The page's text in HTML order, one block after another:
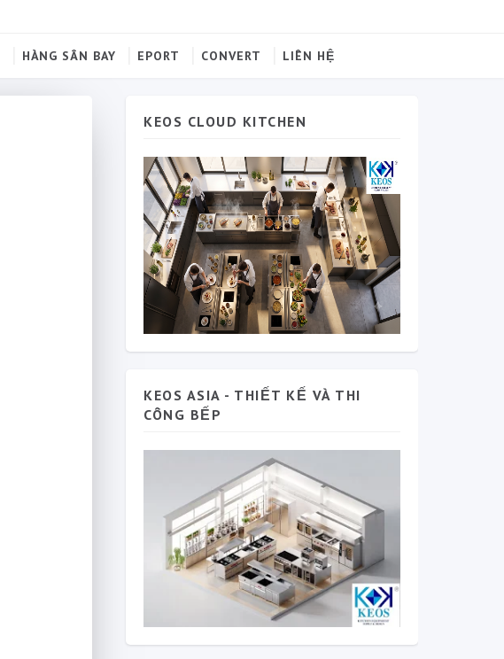
HÀNG SÂN BAY EPORT CONVERT LIÊN HỆ
KEOS CLOUD KITCHEN
KEOS ASIA - THIẾT KẾ VÀ THI
CÔNG BẾP